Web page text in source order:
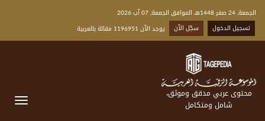
الجمعة, 24 صفر 1448هـ الموافق الجمعة, 07 آب 2026
تسجيل الدخول
سجّل الآن يوجد الآن 1196951 مقالة بالعربية
محتوى عربي مدقق وموثق،
شامل ومتكامل